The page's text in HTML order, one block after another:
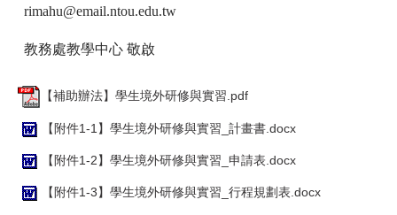
rimahu@email.ntou.edu.tw
教務處教學中心 敬啟
【補助辦法】學生境外研修與實習.pdf
【附件1-1】學生境外研修與實習_計畫書.docx
【附件1-2】學生境外研修與實習_申請表.docx
【附件1-3】學生境外研修與實習_行程規劃表.docx